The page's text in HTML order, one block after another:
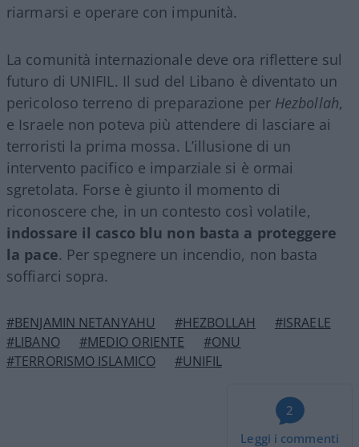
riarmarsi e operare con impunità.
La comunità internazionale deve ora riflettere sul
futuro di UNIFIL. Il sud del Libano è diventato un
pericoloso terreno di preparazione per Hezbollah,
e Israele non poteva più attendere di lasciare ai
terroristi la prima mossa. L’illusione di un
intervento pacifico e imparziale si è ormai
sgretolata. Forse è giunto il momento di
riconoscere che, in un contesto così volatile,
indossare il casco blu non basta a proteggere
la pace. Per spegnere un incendio, non basta
soffiarci sopra.
#BENJAMIN NETANYAHU #HEZBOLLAH
#ISRAELE
#LIBANO
#MEDIO ORIENTE
#ONU
#TERRORISMO ISLAMICO
#UNIFIL
2
Leggi i commenti